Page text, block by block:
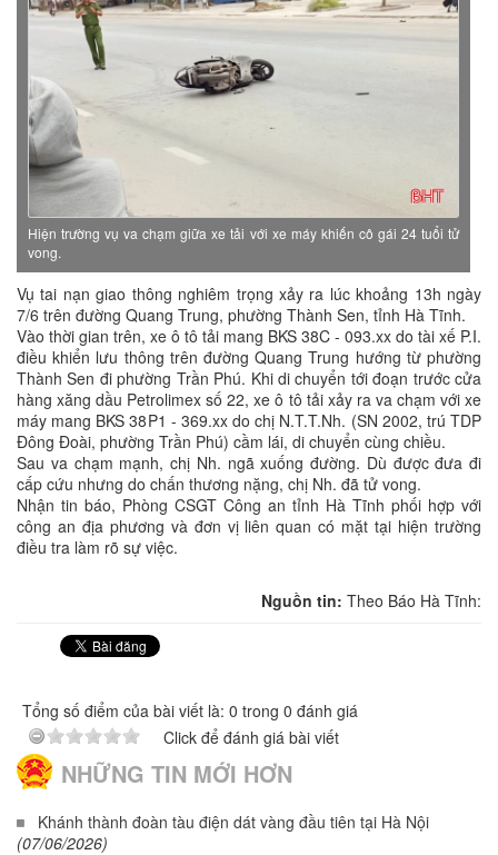
Hiện trường vụ va chạm giữa xe tải với xe máy khiến cô gái 24 tuổi tử
vong.
Vụ tai nạn giao thông nghiêm trọng xảy ra lúc khoảng 13h ngày
7/6 trên đường Quang Trung, phường Thành Sen, tỉnh Hà Tĩnh.
Vào thời gian trên, xe ô tô tải mang BKS 38C - 093.xx do tài xế P.I.
điều khiển lưu thông trên đường Quang Trung hướng từ phường
Thành Sen đi phường Trần Phú. Khi di chuyển tới đoạn trước cửa
hàng xăng dầu Petrolimex số 22, xe ô tô tải xảy ra va chạm với xe
máy mang BKS 38P1 - 369.xx do chị N.T.T.Nh. (SN 2002, trú TDP
Đông Đoài, phường Trần Phú) cầm lái, di chuyển cùng chiều.
Sau va chạm mạnh, chị Nh. ngã xuống đường. Dù được đưa đi
cấp cứu nhưng do chấn thương nặng, chị Nh. đã tử vong.
Nhận tin báo, Phòng CSGT Công an tỉnh Hà Tĩnh phối hợp với
công an địa phương và đơn vị liên quan có mặt tại hiện trường
điều tra làm rõ sự việc.
Nguồn tin: Theo Báo Hà Tĩnh:
Tổng số điểm của bài viết là: 0 trong 0 đánh giá
Click để đánh giá bài viết
NHỮNG TIN MỚI HƠN
Khánh thành đoàn tàu điện dát vàng đầu tiên tại Hà Nội
(07/06/2026)